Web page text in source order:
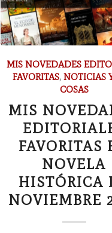
MIS NOVEDADES
FAVORITAS,NOTICIAS
COSAS
MIS
FAVORITAS
NOVELA
HISTÓRICA
NOVIEMBRE